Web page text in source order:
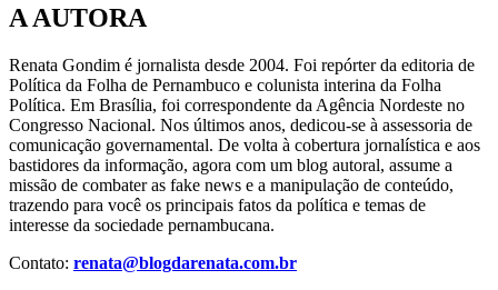
A AUTORA
Renata Gondim é jornalista desde 2004. Foi repórter da editoria de
Política da Folha de Pernambuco e colunista interina da Folha
Política. Em Brasília, foi correspondente da Agência Nordeste no
Congresso Nacional. Nos últimos anos, dedicou-se à assessoria de
comunicação governamental. De volta à cobertura jornalística e aos
bastidores da informação, agora com um blog autoral, assume a
missão de combater as fake news e a manipulação de conteúdo,
trazendo para você os principais fatos da política e temas de
interesse da sociedade pernambucana.
Contato: renata@blogdarenata.com.br